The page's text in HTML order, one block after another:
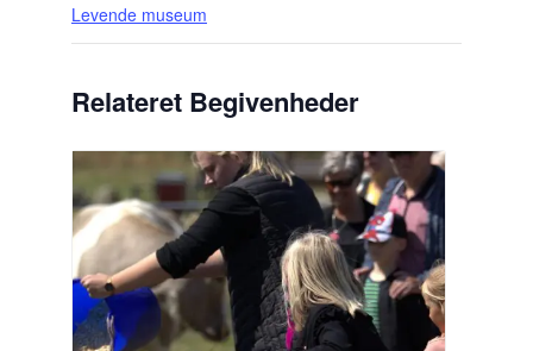
Levende museum
Relateret Begivenheder